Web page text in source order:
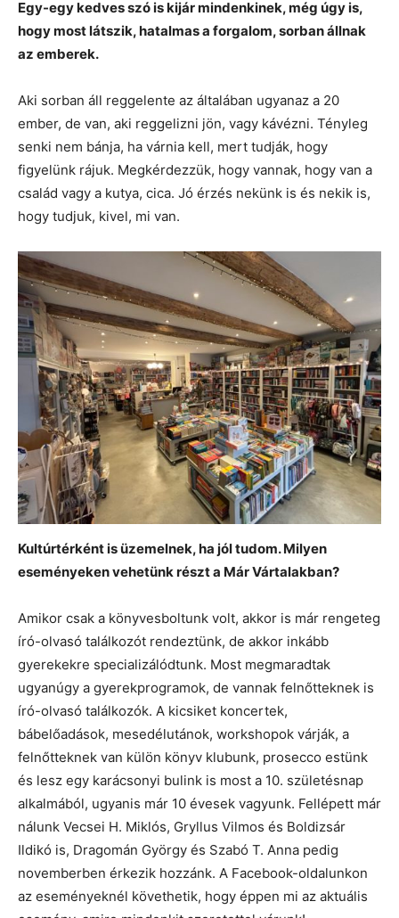
Egy-egy kedves szó is kijár mindenkinek, még úgy is,
hogy most látszik, hatalmas a forgalom, sorban állnak
az emberek.
Aki sorban áll reggelente az általában ugyanaz a 20
ember, de van, aki reggelizni jön, vagy kávézni. Tényleg
senki nem bánja, ha várnia kell, mert tudják, hogy
figyelünk rájuk. Megkérdezzük, hogy vannak, hogy van a
család vagy a kutya, cica. Jó érzés nekünk is és nekik is,
hogy tudjuk, kivel, mi van.
Kultúrtérként is üzemelnek, ha jól tudom. Milyen
eseményeken vehetünk részt a Már Vártalakban?
Amikor csak a könyvesboltunk volt, akkor is már rengeteg
író-olvasó találkozót rendeztünk, de akkor inkább
gyerekekre specializálódtunk. Most megmaradtak
ugyanúgy a gyerekprogramok, de vannak felnőtteknek is
író-olvasó találkozók. A kicsiket koncertek,
bábelőadások, mesedélutánok, workshopok várják, a
felnőtteknek van külön könyv klubunk, prosecco estünk
és lesz egy karácsonyi bulink is most a 10. születésnap
alkalmából, ugyanis már 10 évesek vagyunk. Fellépett már
nálunk Vecsei H. Miklós, Gryllus Vilmos és Boldizsár
Ildikó is, Dragomán György és Szabó T. Anna pedig
novemberben érkezik hozzánk. A Facebook-oldalunkon
az eseményeknél követhetik, hogy éppen mi az aktuális